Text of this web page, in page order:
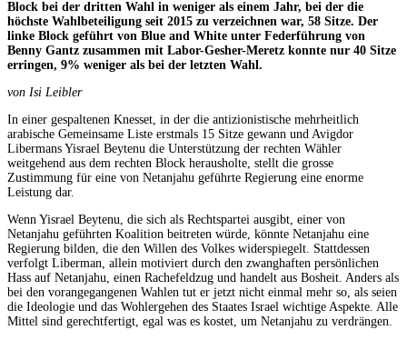
Block bei der dritten Wahl in weniger als einem Jahr, bei der die
höchste Wahlbeteiligung seit 2015 zu verzeichnen war, 58 Sitze. Der
linke Block geführt von Blue and White unter Federführung von
Benny Gantz zusammen mit Labor-Gesher-Meretz konnte nur 40 Sitze
erringen, 9% weniger als bei der letzten Wahl.
von Isi Leibler
In einer gespaltenen Knesset, in der die antizionistische mehrheitlich
arabische Gemeinsame Liste erstmals 15 Sitze gewann und Avigdor
Libermans Yisrael Beytenu die Unterstützung der rechten Wähler
weitgehend aus dem rechten Block herausholte, stellt die grosse
Zustimmung für eine von Netanjahu geführte Regierung eine enorme
Leistung dar.
Wenn Yisrael Beytenu, die sich als Rechtspartei ausgibt, einer von
Netanjahu geführten Koalition beitreten würde, könnte Netanjahu eine
Regierung bilden, die den Willen des Volkes widerspiegelt. Stattdessen
verfolgt Liberman, allein motiviert durch den zwanghaften persönlichen
Hass auf Netanjahu, einen Rachefeldzug und handelt aus Bosheit. Anders als
bei den vorangegangenen Wahlen tut er jetzt nicht einmal mehr so, als seien
die Ideologie und das Wohlergehen des Staates Israel wichtige Aspekte. Alle
Mittel sind gerechtfertigt, egal was es kostet, um Netanjahu zu verdrängen.